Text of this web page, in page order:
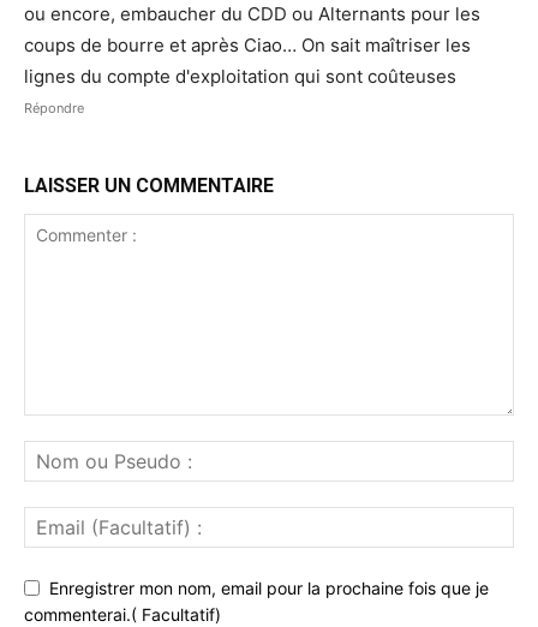
ou encore, embaucher du CDD ou Alternants pour les
coups de bourre et après Ciao… On sait maîtriser les
lignes du compte d'exploitation qui sont coûteuses
Répondre
LAISSER UN COMMENTAIRE
Enregistrer mon nom, email pour la prochaine fois que je
commenterai.( Facultatif)